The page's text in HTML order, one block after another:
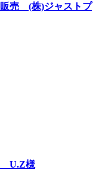
売 (株)ジャストプ
U.Z様